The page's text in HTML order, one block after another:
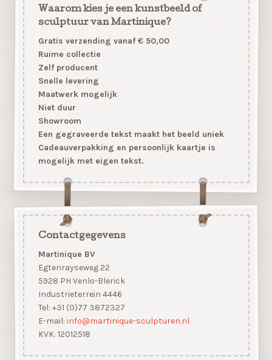
Waarom kies je een kunstbeeld of
sculptuur van Martinique?
Gratis verzending vanaf € 50,00
Ruime collectie
Zelf producent
Snelle levering
Maatwerk mogelijk
Niet duur
Showroom
Een gegraveerde tekst maakt het beeld uniek
Cadeauverpakking en persoonlijk kaartje is
mogelijk met eigen tekst.
Contactgegevens
Martinique BV
Egtenrayseweg 22
5928 PH Venlo-Blerick
Industrieterrein 4446
Tel: +31 (0)77 3872327
E-mail: info@martinique-sculpturen.nl
KVK: 12012518